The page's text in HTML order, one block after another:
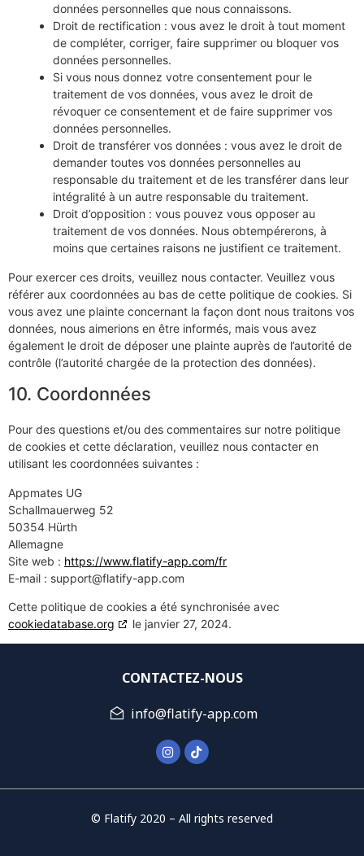
données personnelles que nous connaissons.
Droit de rectification : vous avez le droit à tout moment
de compléter, corriger, faire supprimer ou bloquer vos
données personnelles.
Si vous nous donnez votre consentement pour le
traitement de vos données, vous avez le droit de
révoquer ce consentement et de faire supprimer vos
données personnelles.
Droit de transférer vos données : vous avez le droit de
demander toutes vos données personnelles au
responsable du traitement et de les transférer dans leur
intégralité à un autre responsable du traitement.
Droit d’opposition : vous pouvez vous opposer au
traitement de vos données. Nous obtempérerons, à
moins que certaines raisons ne justifient ce traitement.
Pour exercer ces droits, veuillez nous contacter. Veuillez vous
référer aux coordonnées au bas de cette politique de cookies. Si
vous avez une plainte concernant la façon dont nous traitons vos
données, nous aimerions en être informés, mais vous avez
également le droit de déposer une plainte auprès de l’autorité de
contrôle (l’autorité chargée de la protection des données).
10. Coordonnées
Pour des questions et/ou des commentaires sur notre politique
de cookies et cette déclaration, veuillez nous contacter en
utilisant les coordonnées suivantes :
Appmates UG
Schallmauerweg 52
50354 Hürth
Allemagne
Site web : https://www.flatify-app.com/fr
E-mail : support@flatify-app.com
Cette politique de cookies a été synchronisée avec
cookiedatabase.org
le janvier 27, 2024.
CONTACTEZ-NOUS
info@flatify-app.com
© Flatify 2020 – All rights reserved